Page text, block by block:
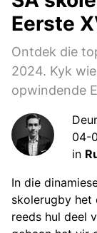
Eerste
Ontdek die
2024. Kyk
opwindende
Deur
04-
in
In die
skolerugby het
reeds hul deel